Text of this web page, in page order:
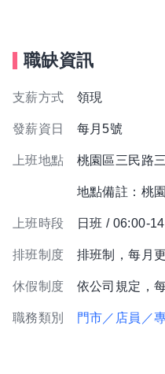
職缺資訊
支薪方式 領現
發薪資日 每月5號
上班地點 桃園區三民路
地點備註：桃
上班時段 日班 / 06:00-
排班制度 排班制，每月
休假制度 依公司規定，
職務類別 門市／店員／